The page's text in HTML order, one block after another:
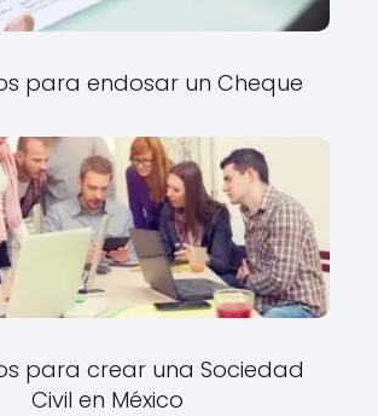
para endosar un Cheque
para crear una Sociedad
Civil en México